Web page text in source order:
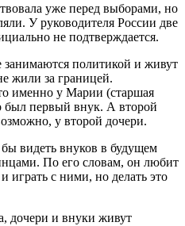
уже перед выборами, но
У руководителя России две
не подтверждается.
занимаются политикой и живут
жили за границей.
именно у Марии (старшая
был первый внук. А второй
у второй дочери.
видеть внуков в будущем
По его словам, он любит
играть с ними, но делать это
дочери и внуки живут